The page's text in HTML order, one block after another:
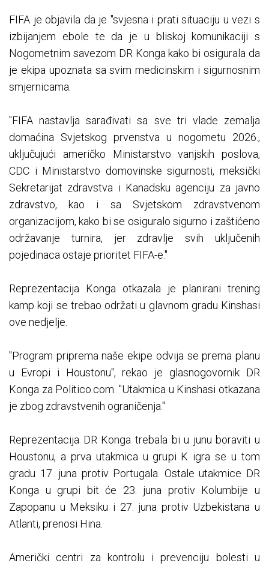
FIFA je objavila da je "svjesna i prati situaciju u vezi s
izbijanjem ebole te da je u bliskoj komunikaciji s
Nogometnim savezom DR Konga kako bi osigurala da
je ekipa upoznata sa svim medicinskim i sigurnosnim
smjernicama.
"FIFA nastavlja sarađivati ​​sa sve tri vlade zemalja
domaćina Svjetskog prvenstva u nogometu 2026.,
uključujući američko Ministarstvo vanjskih poslova,
CDC i Ministarstvo domovinske sigurnosti, meksički
Sekretarijat zdravstva i Kanadsku agenciju za javno
zdravstvo, kao i sa Svjetskom zdravstvenom
organizacijom, kako bi se osiguralo sigurno i zaštićeno
održavanje turnira, jer zdravlje svih uključenih
pojedinaca ostaje prioritet FIFA-e."
Reprezentacija Konga otkazala je planirani trening
kamp koji se trebao održati u glavnom gradu Kinshasi
ove nedjelje.
"Program priprema naše ekipe odvija se prema planu
u Evropi i Houstonu", rekao je glasnogovornik DR
Konga za Politico.com. "Utakmica u Kinshasi otkazana
je zbog zdravstvenih ograničenja."
Reprezentacija DR Konga trebala bi u junu boraviti u
Houstonu, a prva utakmica u grupi K igra se u tom
gradu 17. juna protiv Portugala. Ostale utakmice DR
Konga u grupi bit će 23. juna protiv Kolumbije u
Zapopanu u Meksiku i 27. juna protiv Uzbekistana u
Atlanti, prenosi Hina.
Američki centri za kontrolu i prevenciju bolesti u